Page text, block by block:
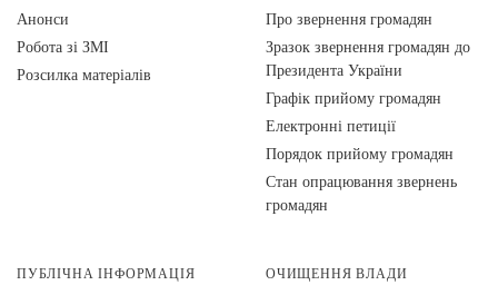
Анонси
Робота зі ЗМІ
Розсилка матеріалів
Про звернення громадян
Зразок звернення громадян до
Президента України
Графік прийому громадян
Електронні петиції
Порядок прийому громадян
Стан опрацювання звернень
громадян
ПУБЛІЧНА ІНФОРМАЦІЯ ОЧИЩЕННЯ ВЛАДИ